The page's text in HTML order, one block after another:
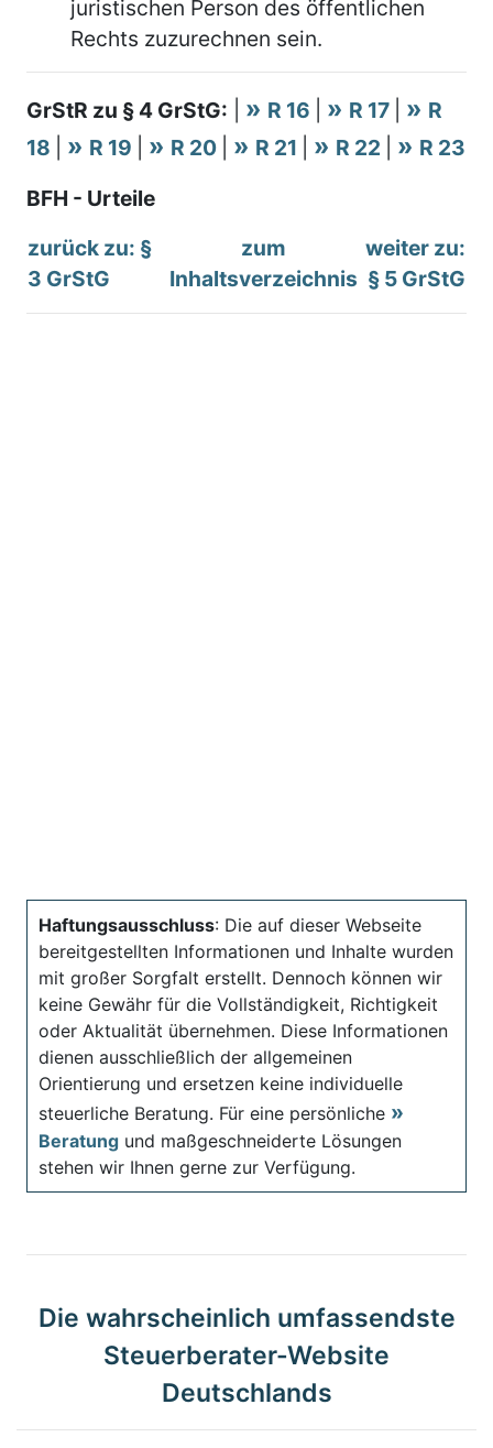
juristischen Person des öffentlichen
Rechts zuzurechnen sein.
GrStR zu § 4 GrStG: R 16 R 17
R
18
R 19 R 20 R 21 R 22
R 23
BFH - Urteile
zurück zu: §
3 GrStG
zum
Inhaltsverzeichnis
weiter zu:
§ 5 GrStG
Haftungsausschluss: Die auf dieser Webseite
bereitgestellten Informationen und Inhalte wurden
mit großer Sorgfalt erstellt. Dennoch können wir
keine Gewähr für die Vollständigkeit, Richtigkeit
oder Aktualität übernehmen. Diese Informationen
dienen ausschließlich der allgemeinen
Orientierung und ersetzen keine individuelle
steuerliche Beratung. Für eine persönliche
Beratung und maßgeschneiderte Lösungen
stehen wir Ihnen gerne zur Verfügung.
Die wahrscheinlich umfassendste
Steuerberater-Website
Deutschlands